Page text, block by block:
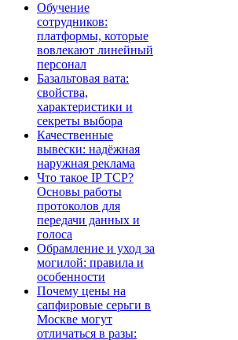
Обучение
сотрудников:
платформы, которые
вовлекают линейный
персонал
Базальтовая вата:
свойства,
характеристики и
секреты выбора
Качественные
вывески: надёжная
наружная реклама
Что такое IP TCP?
Основы работы
протоколов для
передачи данных и
голоса
Обрамление и уход за
могилой: правила и
особенности
Почему цены на
сапфировые серьги в
Москве могут
отличаться в разы: